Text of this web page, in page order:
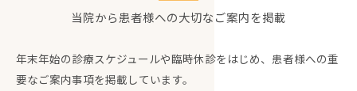
当院から患者様への大切なご案内を掲載
年末年始の診療スケジュールや臨時休診をはじめ、患者様への重
要なご案内事項を掲載しています。